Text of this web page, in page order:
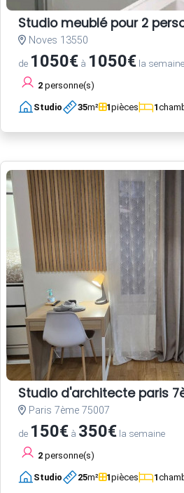
Studio meublé pour 2
Noves 13550
de 1050€ à 1050€ la semaine
2 personne(s)
Studio 35m² 1pièces 1
Studio d'architecte paris
Paris 7ème 75007
de 150€ à 350€ la semaine
2 personne(s)
Studio 25m² 1pièces 1